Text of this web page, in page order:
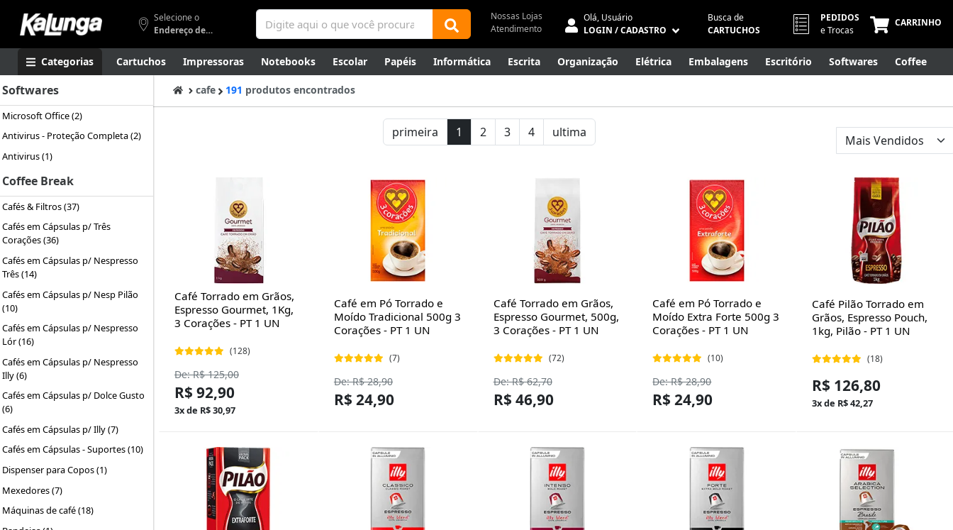
Selecione o
Endereço de entrega
Nossas Lojas
Atendimento
Olá, Usuário
LOGIN / CADASTRO
Busca de
CARTUCHOS
PEDIDOS
e Trocas
CARRINHO
Categorias Cartuchos Impressoras Notebooks Escolar Papéis Informática Escrita Organização Elétrica Embalagens Escritório Softwares Coffee
Apresentação Smartphones Artes Gamers Higiene Mídias
Canetas Luxo
Outlet
Softwares
Microsoft Office (2)
Antivirus - Proteção Completa (2)
Antivirus (1)
Coffee Break
Cafés & Filtros (37)
Cafés em Cápsulas p/ Três
Corações (36)
Cafés em Cápsulas p/ Nespresso
Três (14)
Cafés em Cápsulas p/ Nesp Pilão
(10)
Cafés em Cápsulas p/ Nespresso
Lór (16)
Cafés em Cápsulas p/ Nespresso
Illy (6)
Cafés em Cápsulas p/ Dolce Gusto
(6)
Cafés em Cápsulas p/ Illy (7)
Cafés em Cápsulas - Suportes (10)
Dispenser para Copos (1)
Mexedores (7)
Máquinas de café (18)
cafe 191 produtos encontrados
primeira 1 2 3 4 ultima
Café Torrado em Grãos,
Espresso Gourmet, 1Kg,
3 Corações - PT 1 UN
(128)
De: R$ 125,00
R$ 92,90
3x de R$ 30,97
Café em Pó Torrado e
Moído Tradicional 500g 3
Corações - PT 1 UN
(7)
De: R$ 28,90
R$ 24,90
Café Torrado em Grãos,
Espresso Gourmet, 500g,
3 Corações - PT 1 UN
(72)
De: R$ 62,70
R$ 46,90
Café em Pó Torrado e
Moído Extra Forte 500g 3
Corações - PT 1 UN
(10)
De: R$ 28,90
R$ 24,90
Café Pilão Torrado em
Grãos, Espresso Pouch,
1kg, Pilão - PT 1 UN
(18)
R$ 126,80
3x de R$ 42,27